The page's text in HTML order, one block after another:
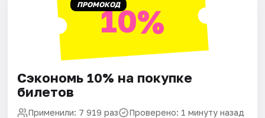
ПРОМОКОД10%
Сэкономь 10% на покупке
билетов
Применили: 7 919 раз Проверено: 1 минуту назад